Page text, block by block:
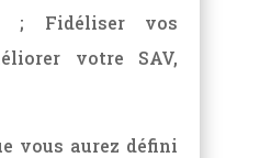
; Fidéliser vos
votre SAV,
vous aurez défini